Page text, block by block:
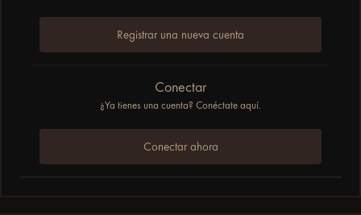
Registrar una nueva cuenta
Conectar
¿Ya tienes una cuenta? Conéctate aquí.
Conectar ahora